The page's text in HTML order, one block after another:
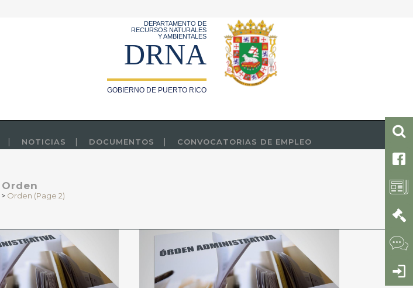
DEPARTAMENTO DE
RECURSOS NATURALES
Y AMBIENTALES
DRNA
GOBIERNO DE PUERTO RICO
NOTICIAS DOCUMENTOS CONVOCATORIAS DE EMPLEO
Orden
> Orden (Page 2)